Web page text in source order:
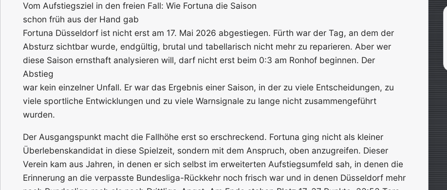
Vom Aufstiegsziel in den freien Fall: Wie Fortuna die Saison
schon früh aus der Hand gab
Fortuna Düsseldorf ist nicht erst am 17. Mai 2026 abgestiegen. Fürth war der Tag, an dem der
Absturz sichtbar wurde, endgültig, brutal und tabellarisch nicht mehr zu reparieren. Aber wer
diese Saison ernsthaft analysieren will, darf nicht erst beim 0:3 am Ronhof beginnen. Der
Abstieg
war kein einzelner Unfall. Er war das Ergebnis einer Saison, in der zu viele Entscheidungen, zu
viele sportliche Entwicklungen und zu viele Warnsignale zu lange nicht zusammengeführt
wurden.
Der Ausgangspunkt macht die Fallhöhe erst so erschreckend. Fortuna ging nicht als kleiner
Überlebenskandidat in diese Spielzeit, sondern mit dem Anspruch, oben anzugreifen. Dieser
Verein kam aus Jahren, in denen er sich selbst im erweiterten Aufstiegsumfeld sah, in denen die
Erinnerung an die verpasste Bundesliga-Rückkehr noch frisch war und in denen Düsseldorf mehr